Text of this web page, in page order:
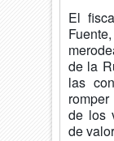
El
de la
las
de los
de